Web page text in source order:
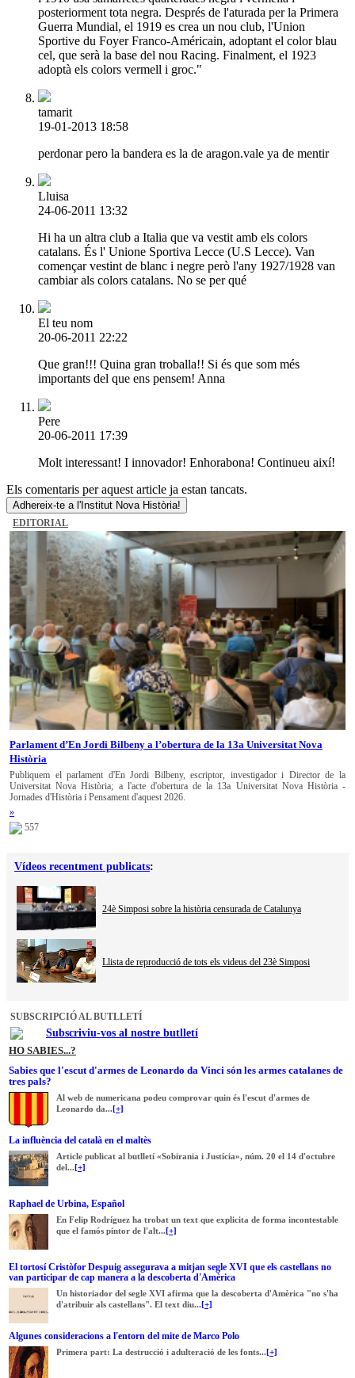
posteriorment tota negra. Després de l'aturada per la Primera
Guerra Mundial, el 1919 es crea un nou club, l'Union
Sportive du Foyer Franco-Américain, adoptant el color blau
cel, que serà la base del nou Racing. Finalment, el 1923
adoptà els colors vermell i groc."
tamarit
19-01-2013 18:58
perdonar pero la bandera es la de aragon.vale ya de mentir
Lluisa
24-06-2011 13:32
Hi ha un altra club a Italia que va vestit amb els colors
catalans. És l' Unione Sportiva Lecce (U.S Lecce). Van
començar vestint de blanc i negre però l'any 1927/1928 van
cambiar als colors catalans. No se per qué
El teu nom
20-06-2011 22:22
Que gran!!! Quina gran troballa!! Si és que som més
importants del que ens pensem! Anna
Pere
20-06-2011 17:39
Molt interessant! I innovador! Enhorabona! Continueu així!
Els comentaris per aquest article ja estan tancats.
Adhereix-te a l'Institut Nova Història!
EDITORIAL
Parlament d’En Jordi Bilbeny a l’obertura de la 13a Universitat Nova
Història
Publiquem el parlament d'En Jordi Bilbeny, escriptor, investigador i Director de la
Universitat Nova Història; a l'acte d'obertura de la 13a Universitat Nova Història -
Jornades d'Història i Pensament d'aquest 2026.
»
557
Vídeos recentment publicats:
24è Simposi sobre la història censurada de Catalunya
Llista de reproducció de tots els videus del 23è Simposi
SUBSCRIPCIÓ AL BUTLLETÍ
Subscriviu-vos al nostre butlletí
HO SABIES...?
Sabies que l'escut d'armes de Leonardo da Vinci són les armes catalanes de
tres pals?
Al web de numericana podeu comprovar quin és l'escut d'armes de
Leonardo da...[+]
La influència del català en el maltès
Article publicat al butlletí «Sobirania i Justícia», núm. 20 el 14 d'octubre
del...[+]
Raphael de Urbina, Español
En Felip Rodríguez ha trobat un text que explicita de forma incontestable
que el famós pintor de l'alt...[+]
El tortosí Cristòfor Despuig assegurava a mitjan segle XVI que els castellans no
van participar de cap manera a la descoberta d'Amèrica
Un historiador del segle XVI afirma que la descoberta d'Amèrica "no s'ha
d'atribuir als castellans". El text diu...[+]
Algunes consideracions a l'entorn del mite de Marco Polo
Primera part: La destrucció i adulteració de les fonts...[+]